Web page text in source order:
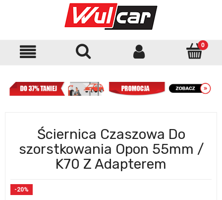
Ściernica Czaszowa Do
szorstkowania Opon 55mm /
K70 Z Adapterem
-20%